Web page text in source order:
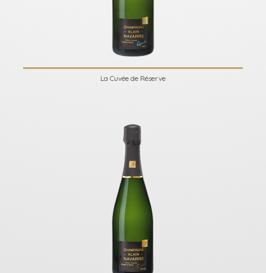
La Cuvée de Réserve